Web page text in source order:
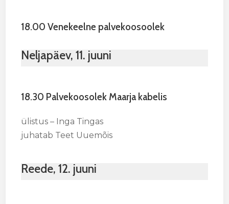
18.00 Venekeelne palvekoosoolek
Neljapäev, 11. juuni
18.30 Palvekoosolek Maarja kabelis
ülistus – Inga Tingas
juhatab Teet Uuemõis
Reede, 12. juuni